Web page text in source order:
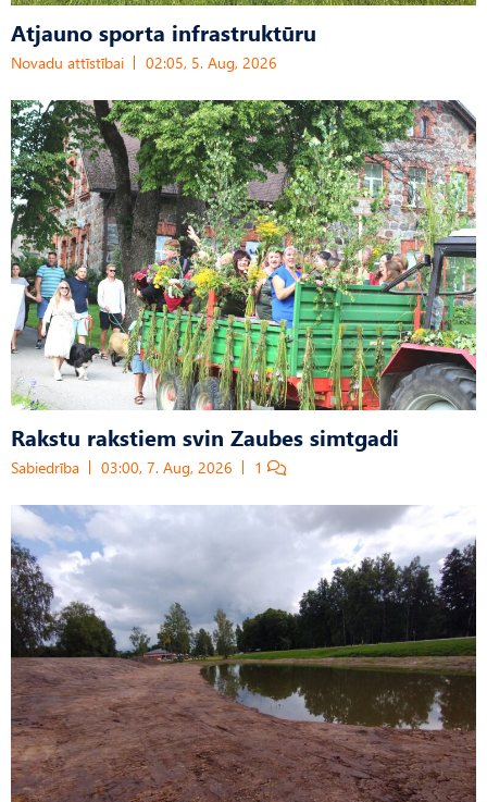
Atjauno sporta infrastruktūru
Novadu attīstībai 02:05, 5. Aug, 2026
Rakstu rakstiem svin Zaubes simtgadi
Sabiedrība 03:00, 7. Aug, 2026 1